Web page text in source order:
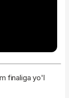
finaliga yo'l